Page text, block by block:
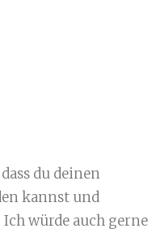
du deinen
kannst und
würde auch gerne